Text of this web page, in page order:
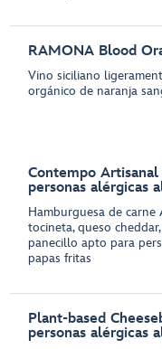
RAMONA Blood
Vino siciliano
orgánico de naranja
Contempo
personas alérgicas
Hamburguesa de carne
tocineta, queso
panecillo apto para
papas fritas
Plant-based
personas alérgicas